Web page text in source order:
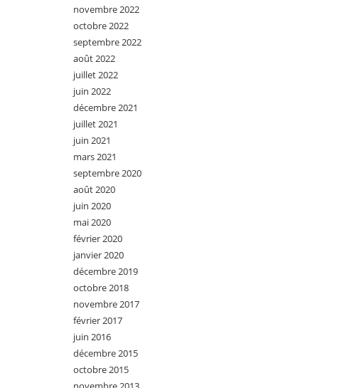
novembre 2022
octobre 2022
septembre 2022
août 2022
juillet 2022
juin 2022
décembre 2021
juillet 2021
juin 2021
mars 2021
septembre 2020
août 2020
juin 2020
mai 2020
février 2020
janvier 2020
décembre 2019
octobre 2018
novembre 2017
février 2017
juin 2016
décembre 2015
octobre 2015